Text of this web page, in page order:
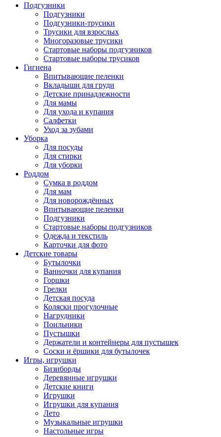
Подгузники
Подгузники
Подгузники-трусики
Трусики для взрослых
Многоразовые трусики
Стартовые наборы подгузников
Стартовые наборы трусиков
Гигиена
Впитывающие пеленки
Вкладыши для груди
Детские принадлежности
Для мамы
Для ухода и купания
Салфетки
Уход за зубами
Уборка
Для посуды
Для стирки
Для уборки
Роддом
Сумка в роддом
Для мам
Для новорождённых
Впитывающие пеленки
Подгузники
Стартовые наборы подгузников
Одежда и текстиль
Карточки для фото
Детские товары
Бутылочки
Ванночки для купания
Горшки
Грелки
Детская посуда
Коляски прогулочные
Нагрудники
Поильники
Пустышки
Держатели и контейнеры для пустышек
Соски и ёршики для бутылочек
Игры, игрушки
Бизиборды
Деревянные игрушки
Детские книги
Игрушки
Игрушки для купания
Лето
Музыкальные игрушки
Настольные игры